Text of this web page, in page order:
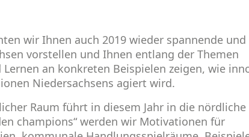
wir Ihnen auch 2019 wieder spannende und
vorstellen und Ihnen entlang der Themen
an konkreten Beispielen zeigen, wie
Niedersachsens agiert wird.
Raum führt in diesem Jahr in die nördliche
champions“ werden wir Motivationen für